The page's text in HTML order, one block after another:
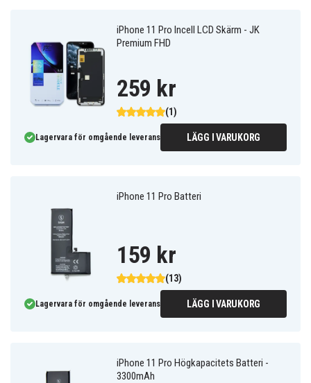
iPhone 11 Pro Incell LCD Skärm - JK
Premium FHD
(1)
259 kr
Lagervara för omgående leverans LÄGG I VARUKORG
iPhone 11 Pro Batteri
(13)
159 kr
Lagervara för omgående leverans LÄGG I VARUKORG
iPhone 11 Pro Högkapacitets Batteri -
3300mAh